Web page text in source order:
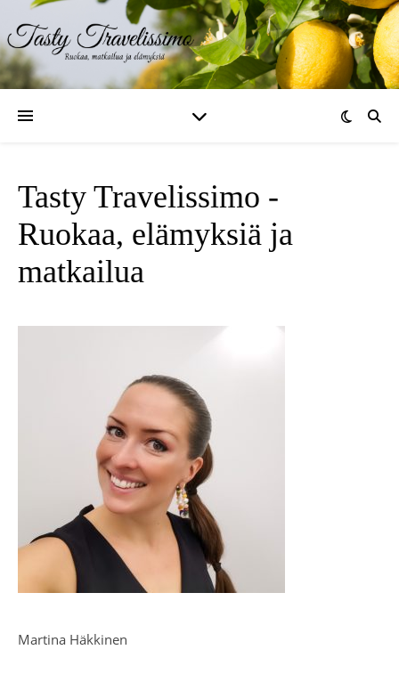
Tasty Travelissimo -
Ruokaa, elämyksiä ja
matkailua
Martina Häkkinen